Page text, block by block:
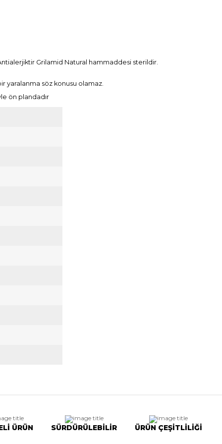
Grilamid Natural hammaddesi sterildir.
yaralanma söz konusu olamaz.
ön plandadır
ÜRÜN SÜRDÜRÜLEBİLİR ÜRÜN ÇEŞİTLİLİĞİ